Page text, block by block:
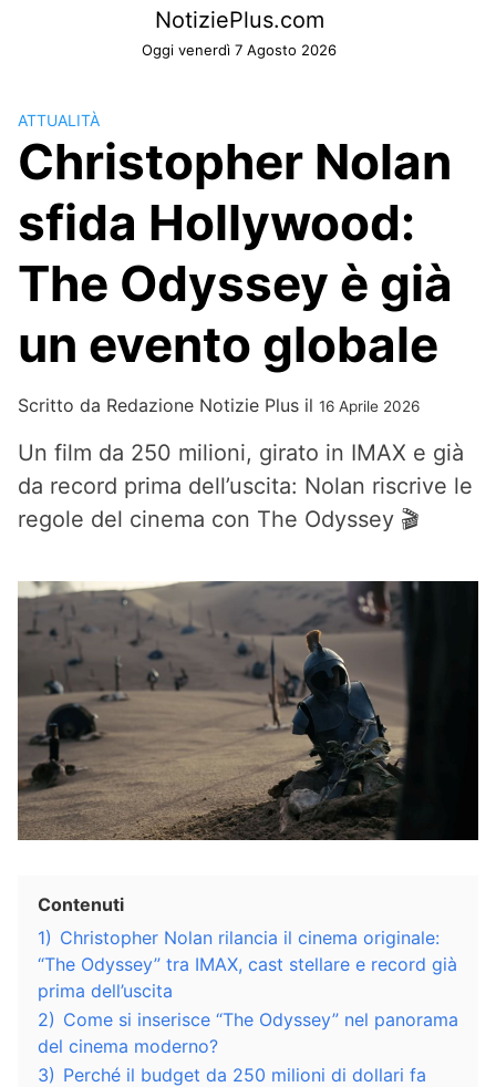
NotiziePlus.com
Oggi venerdì 7 Agosto 2026
ATTUALITÀ
Christopher Nolan
sfida Hollywood:
The Odyssey è già
un evento globale
Scritto da Redazione Notizie Plus il 16 Aprile 2026
Un film da 250 milioni, girato in IMAX e già
da record prima dell’uscita: Nolan riscrive le
regole del cinema con The Odyssey 🎬
Contenuti
1) Christopher Nolan rilancia il cinema originale:
“The Odyssey” tra IMAX, cast stellare e record già
prima dell’uscita
2) Come si inserisce “The Odyssey” nel panorama
del cinema moderno?
3) Perché il budget da 250 milioni di dollari fa